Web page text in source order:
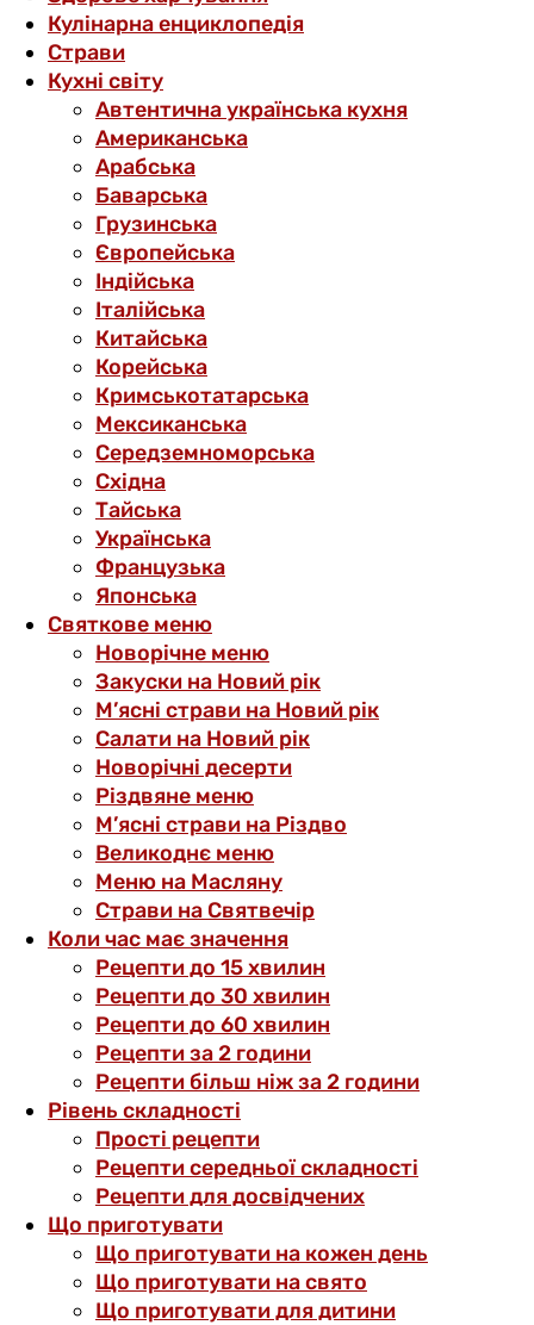
Кулінарна енциклопедія
Страви
Кухні світу
Автентична українська кухня
Американська
Арабська
Баварська
Грузинська
Європейська
Індійська
Італійська
Китайська
Корейська
Кримськотатарська
Мексиканська
Середземноморська
Східна
Тайська
Українська
Французька
Японська
Святкове меню
Новорічне меню
Закуски на Новий рік
М’ясні страви на Новий рік
Салати на Новий рік
Новорічні десерти
Різдвяне меню
М’ясні страви на Різдво
Великоднє меню
Меню на Масляну
Страви на Святвечір
Коли час має значення
Рецепти до 15 хвилин
Рецепти до 30 хвилин
Рецепти до 60 хвилин
Рецепти за 2 години
Рецепти більш ніж за 2 години
Рівень складності
Прості рецепти
Рецепти середньої складності
Рецепти для досвідчених
Що приготувати
Що приготувати на кожен день
Що приготувати на свято
Що приготувати для дитини